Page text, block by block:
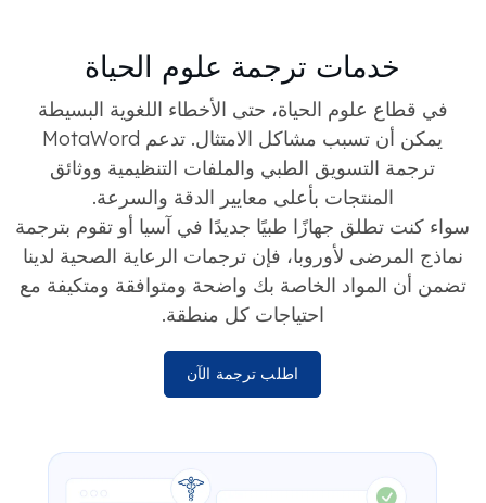
خدمات ترجمة علوم الحياة
في قطاع علوم الحياة، حتى الأخطاء اللغوية البسيطة
يمكن أن تسبب مشاكل الامتثال. تدعم MotaWord
ترجمة التسويق الطبي والملفات التنظيمية ووثائق
المنتجات بأعلى معايير الدقة والسرعة.
سواء كنت تطلق جهازًا طبيًا جديدًا في آسيا أو تقوم بترجمة
نماذج المرضى لأوروبا، فإن ترجمات الرعاية الصحية لدينا
تضمن أن المواد الخاصة بك واضحة ومتوافقة ومتكيفة مع
احتياجات كل منطقة.
اطلب ترجمة الآن